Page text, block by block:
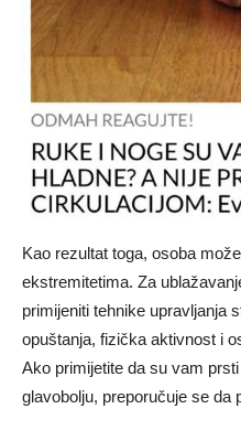
Kao rezultat toga, osoba
ekstremitetima. Za
primijeniti tehnike upravljanja
opuštanja, fizička aktivnost i
Ako primijetite da su vam
glavobolju, preporučuje se da